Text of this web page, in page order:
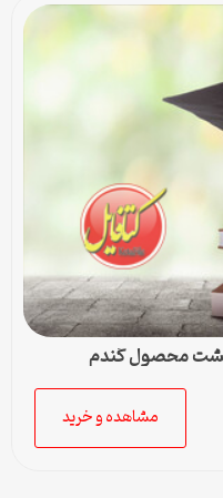
کشت محصول گندم
مشاهده و خرید